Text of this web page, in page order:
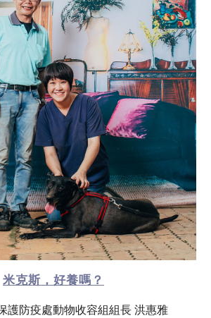
米克斯，好養嗎？
護防疫處動物收容組組長 洪惠雅